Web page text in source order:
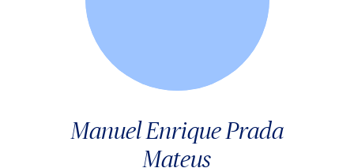
Manuel Enrique Prada
Mateus